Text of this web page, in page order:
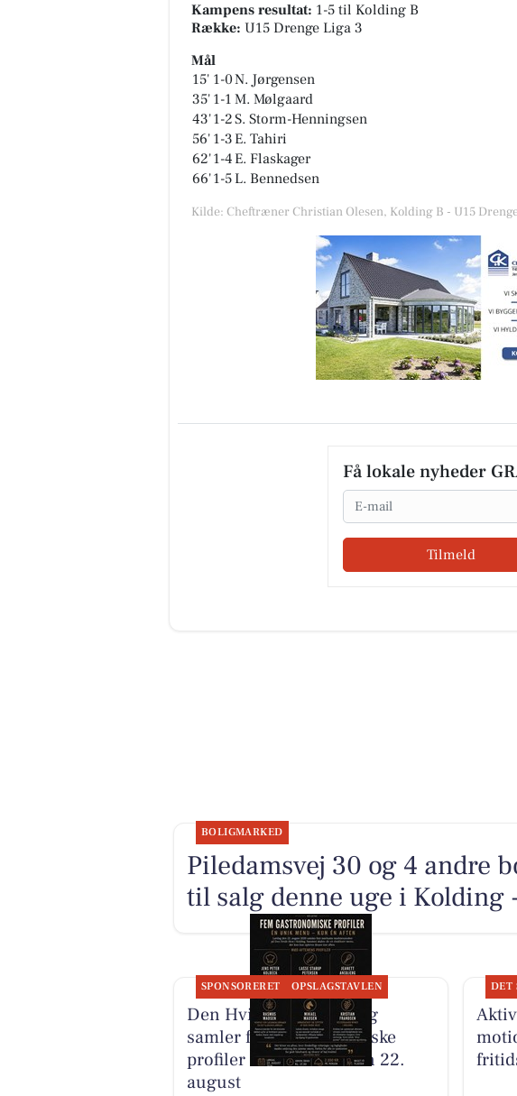
Kampens resultat: 1-5 til Kolding B
Række: U15 Drenge Liga 3
Mål
15' 1-0N. Jørgensen
35' 1-1 M. Mølgaard
43'1-2S. Storm-Henningsen
56' 1-3 E. Tahiri
62'1-4 E. Flaskager
66'1-5 L. Bennedsen
Kilde: Cheftræner Christian Olesen, Kolding B - U15
Få lokale nyheder
Email
Tilmeld
igen besøg af søde Simone fra Z...
BOLIGMARKED
Piledamsvej 30 og 4 andre
til salg denne uge i Kolding
SPONSORERET OPSLAGSTAVLEN
Den Hvide Hest Kolding
samler fem gastronomiske
profiler til én menu den 22.
august
DET